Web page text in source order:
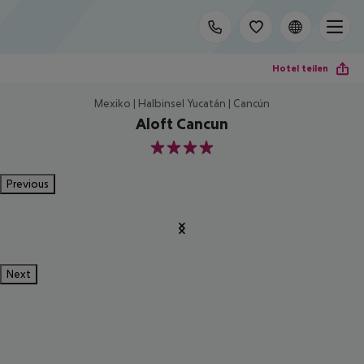
Hotel teilen
Mexiko | Halbinsel Yucatán | Cancún
Aloft Cancun
4
Previous
Next